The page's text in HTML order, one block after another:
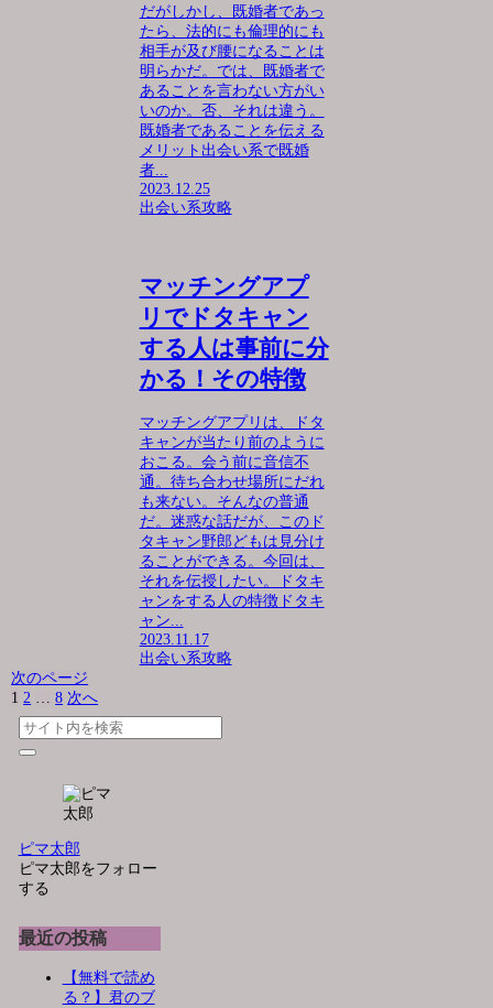
だがしかし、既婚者であっ
たら、法的にも倫理的にも
相手が及び腰になることは
明らかだ。では、既婚者で
あることを言わない方がい
いのか。否、それは違う。
既婚者であることを伝える
メリット出会い系で既婚
者...
2023.12.25
出会い系攻略
マッチングアプ
リでドタキャン
する人は事前に分
かる！その特徴
マッチングアプリは、ドタ
キャンが当たり前のように
おこる。会う前に音信不
通。待ち合わせ場所にだれ
も来ない。そんなの普通
だ。迷惑な話だが、このド
タキャン野郎どもは見分け
ることができる。今回は、
それを伝授したい。ドタキ
ャンをする人の特徴ドタキ
ャン...
2023.11.17
出会い系攻略
次のページ
1 2 … 8 次へ
ピマ太郎
ピマ太郎をフォロー
する
最近の投稿
【無料で読め
る？】君のブ